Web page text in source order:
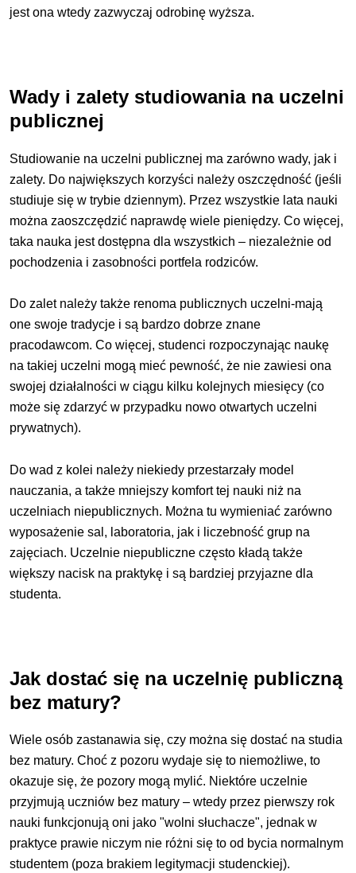
jest ona wtedy zazwyczaj odrobinę wyższa.
Wady i zalety studiowania na uczelni
publicznej
Studiowanie na uczelni publicznej ma zarówno wady, jak i
zalety. Do największych korzyści należy oszczędność (jeśli
studiuje się w trybie dziennym). Przez wszystkie lata nauki
można zaoszczędzić naprawdę wiele pieniędzy. Co więcej,
taka nauka jest dostępna dla wszystkich – niezależnie od
pochodzenia i zasobności portfela rodziców.
Do zalet należy także renoma publicznych uczelni-mają
one swoje tradycje i są bardzo dobrze znane
pracodawcom. Co więcej, studenci rozpoczynając naukę
na takiej uczelni mogą mieć pewność, że nie zawiesi ona
swojej działalności w ciągu kilku kolejnych miesięcy (co
może się zdarzyć w przypadku nowo otwartych uczelni
prywatnych).
Do wad z kolei należy niekiedy przestarzały model
nauczania, a także mniejszy komfort tej nauki niż na
uczelniach niepublicznych. Można tu wymieniać zarówno
wyposażenie sal, laboratoria, jak i liczebność grup na
zajęciach. Uczelnie niepubliczne często kładą także
większy nacisk na praktykę i są bardziej przyjazne dla
studenta.
Jak dostać się na uczelnię publiczną
bez matury?
Wiele osób zastanawia się, czy można się dostać na studia
bez matury. Choć z pozoru wydaje się to niemożliwe, to
okazuje się, że pozory mogą mylić. Niektóre uczelnie
przyjmują uczniów bez matury – wtedy przez pierwszy rok
nauki funkcjonują oni jako "wolni słuchacze", jednak w
praktyce prawie niczym nie różni się to od bycia normalnym
studentem (poza brakiem legitymacji studenckiej).